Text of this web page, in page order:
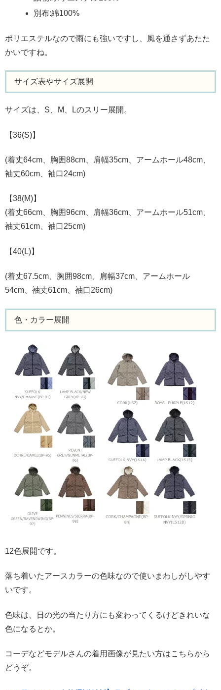
別布:綿100%
ポリエステルなので雨にも強いですし、風を通さずあたた
かいですね。
サイズ表やサイズ展開
サイズは、S、M、Lのスリー展開。
【36(S)】
(着丈64cm、胸囲88cm、肩幅35cm、アームホール48cm、
袖丈60cm、袖口24cm)
【38(M)】
(着丈66cm、胸囲96cm、肩幅36cm、アームホール51cm、
袖丈61cm、袖口25cm)
【40(L)】
(着丈67.5cm、胸囲98cm、肩幅37cm、アームホール
54cm、袖丈61cm、袖口26cm)
色・カラー展開
12色展開です。
落ち着いたアースカラーの色味なので使いまわしがしやす
いです。
色味は、日の光の当たり方にも変わってくるけどきれいな
色になるとか。
コーデなどモデルさんの着用画像が見たい方はこちらから
どうぞ。